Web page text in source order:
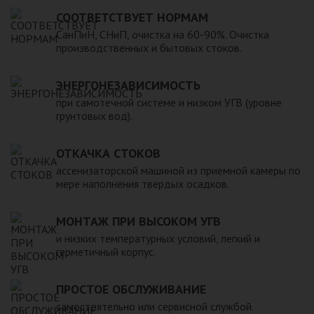
стоков в зависимости от количества пользователей и
возможности залпового слива.
2. Возможность использования при больших перепадах
температуры, в том числе при очень низких в зимний
период. 3. Долговечность – срок эксплуатации исчисляется
устанавливается на подготовленном месте в течение
нескольких часов. 5. Простота обслуживания.В
ассортименте продукции, реализуемой нашей компанией –
пластиковые и стеклопластиковые изделия, изготовленные
в полном соответствии с Государственными стандартами,
санитарно-гигиеническими и другими нормативами.
СООТВЕТСТВУЕТ НОРМАМ
СанПиН, СНиП, очистка на 60-90%. Очистка
производственных и бытовых стоков.
ЭНЕРГОНЕЗАВИСИМОСТЬ
при самотечной системе и низком УГВ (уровне
грунтовых вод).
ОТКАЧКА СТОКОВ
ассенизаторской машиной из приемной камеры по
мере наполнения твердых осадков.
МОНТАЖ ПРИ ВЫСОКОМ УГВ
и низких температурных условий, легкий и
герметичный корпус.
ПРОСТОЕ ОБСЛУЖИВАНИЕ
самостоятельно или сервисной службой.